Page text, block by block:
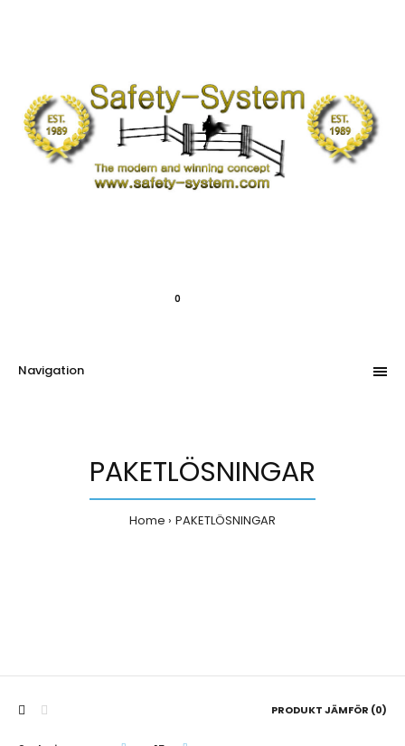
0
Navigation
PAKETLÖSNINGAR
Home PAKETLÖSNINGAR
PRODUKT JÄMFÖR (0)